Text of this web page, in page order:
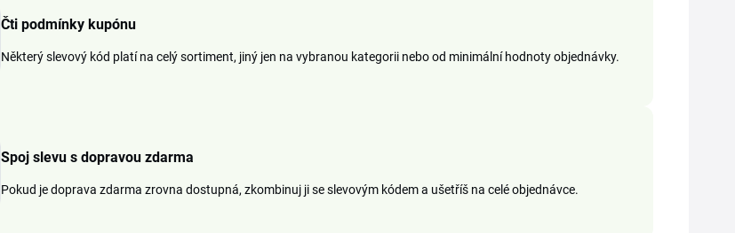
Čti podmínky kupónu
Některý slevový kód platí na celý sortiment, jiný jen na vybranou kategorii nebo od minimální hodnoty objednávky.
Spoj slevu s dopravou zdarma
Pokud je doprava zdarma zrovna dostupná, zkombinuj ji se slevovým kódem a ušetříš na celé objednávce.